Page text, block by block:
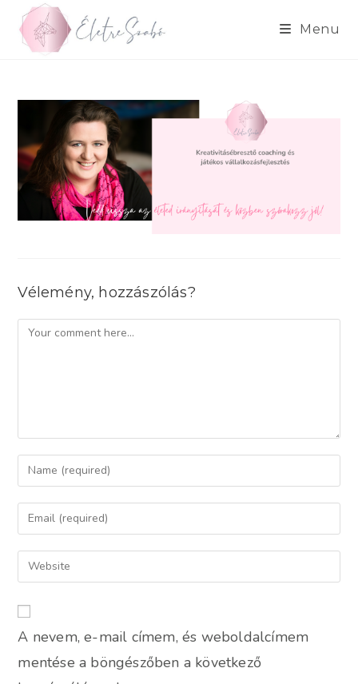
content
Menu
Vélemény, hozzászólás?
Comment
Enter
your
name
comment
Enter
your
email
address
Enter
your
URL
(optional)
A nevem, e-mail címem, és weboldalcímem
mentése a böngészőben a következő